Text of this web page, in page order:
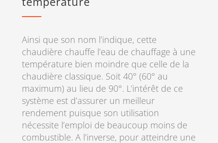
Ainsi que son nom l’indique, cette
chaudière chauffe l’eau de chauffage à une
température bien moindre que celle de la
chaudière classique. Soit 40° (60° au
maximum) au lieu de 90°. L’intérêt de ce
système est d’assurer un meilleur
rendement puisque son utilisation
nécessite l’emploi de beaucoup moins de
combustible. A l’inverse, pour atteindre une